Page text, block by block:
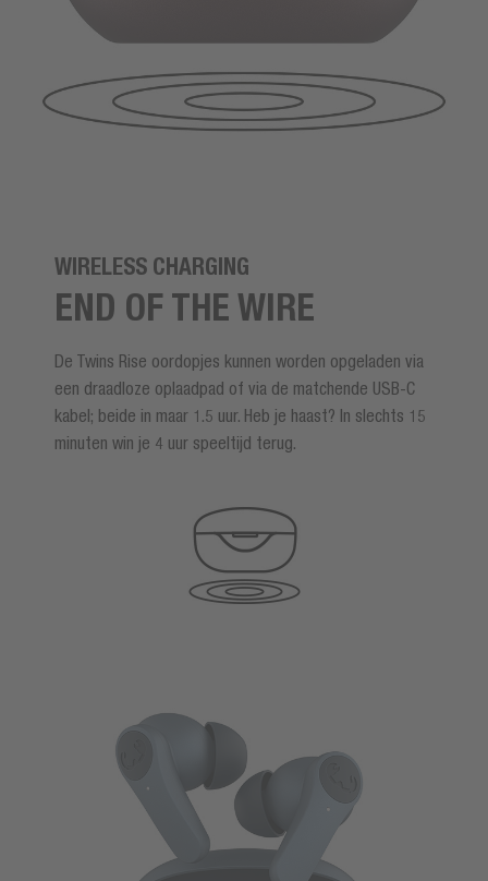
WIRELESS CHARGING
END OF THE WIRE
De Twins Rise oordopjes kunnen worden opgeladen via
een draadloze oplaadpad of via de matchende USB-C
kabel; beide in maar 1.5 uur. Heb je haast? In slechts 15
minuten win je 4 uur speeltijd terug.